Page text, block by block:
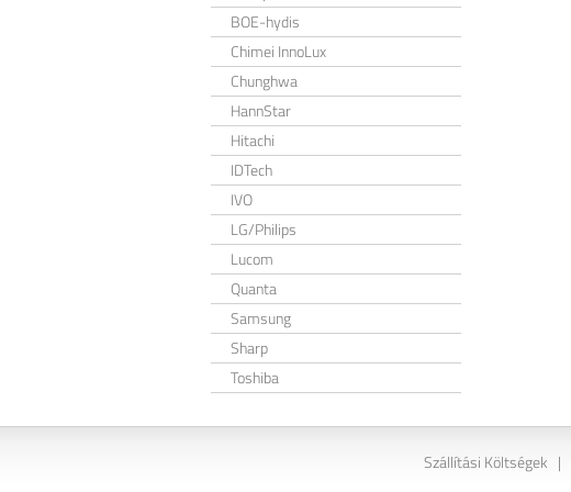
BOE-hydis
Chimei InnoLux
Chunghwa
HannStar
Hitachi
IDTech
IVO
LG/Philips
Lucom
Quanta
Samsung
Sharp
Toshiba
Szállítási Költségek |